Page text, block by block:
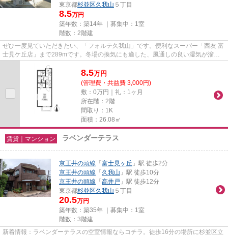
東京都杉並区久我山 ５丁目
8.5万円
築年数：築14年 ｜募集中： 1室
階数：2階建
ぜひ一度見ていただきたい、「フォルテ久我山」です。便利なスーパー「西友 富
士見ケ丘店」まで289mです。冬場の換気にも適した、風通しの良い湿気が溜ま
りにくいアパートです。こちら...
8.5万円
(管理費・共益費 3,000円)
敷：0万円｜礼：1ヶ月
所在階：2階
間取り：1K
面積：26.08㎡
賃貸｜マンション ラベンダーテラス
京王井の頭線 「富士見ヶ丘 」駅 徒歩2分
京王井の頭線 「久我山 」駅 徒歩10分
京王井の頭線 「高井戸 」駅 徒歩12分
東京都杉並区久我山 ５丁目
20.5万円
築年数：築35年 ｜募集中： 1室
階数：3階建
新着情報：ラベンダーテラスの空室情報ならコチラ。徒歩16分の場所に杉並区立